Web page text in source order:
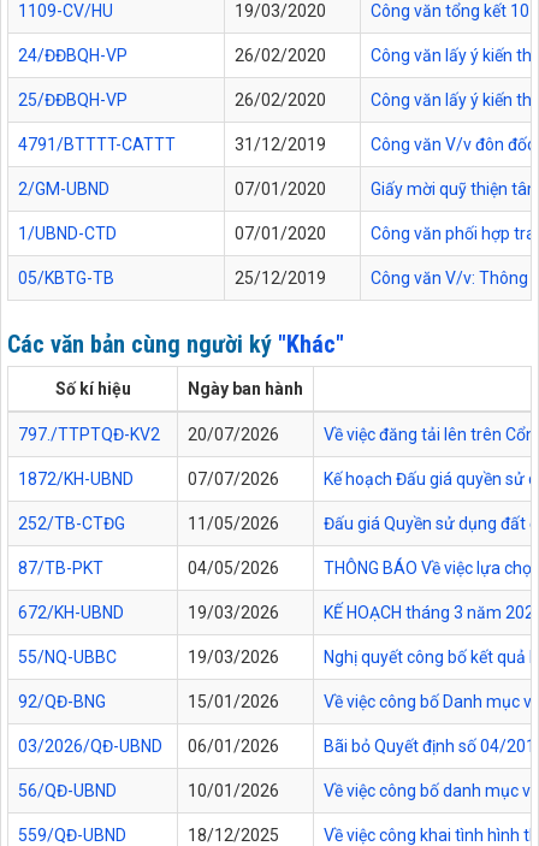
1109-CV/HU 19/03/2020 Công văn tổng kết 10
24/ĐĐBQH-VP 26/02/2020 Công văn lấy ý kiến
25/ĐĐBQH-VP 26/02/2020 Công văn lấy ý kiến
4791/BTTTT-CATTT 31/12/2019 Công văn V/v đôn
2/GM-UBND 07/01/2020 Giấy mời quỹ thiện
1/UBND-CTD 07/01/2020 Công văn phối hợp
05/KBTG-TB 25/12/2019 Công văn V/v: Thông
Các văn bản cùng người ký "Khác"
Số kí hiệu Ngày ban hành
797./TTPTQĐ-KV2 20/07/2026 Về việc đăng tải lên trên
1872/KH-UBND 07/07/2026 Kế hoạch Đấu giá quyền sử
252/TB-CTĐG 11/05/2026 Đấu giá Quyền sử dụng đất
87/TB-PKT 04/05/2026 THÔNG BÁO Về việc lựa
672/KH-UBND 19/03/2026 KẾ HOẠCH tháng 3 năm
55/NQ-UBBC 19/03/2026 Nghị quyết công bố kết quả
92/QĐ-BNG 15/01/2026 Về việc công bố Danh mục
03/2026/QĐ-UBND 06/01/2026 Bãi bỏ Quyết định số 04/
56/QĐ-UBND 10/01/2026 Về việc công bố danh mục
559/QĐ-UBND 18/12/2025 Về việc công khai tình hình